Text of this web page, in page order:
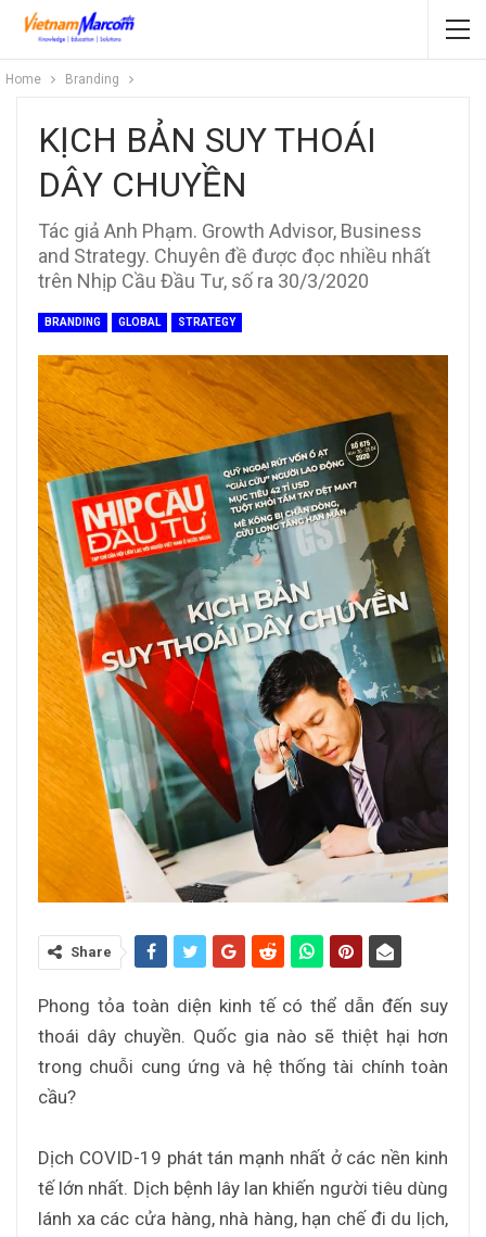
Home Branding
KỊCH BẢN SUY THOÁI
DÂY CHUYỀN
Tác giả Anh Phạm. Growth Advisor, Business
and Strategy. Chuyên đề được đọc nhiều nhất
trên Nhịp Cầu Đầu Tư, số ra 30/3/2020
BRANDING GLOBAL STRATEGY
Share
Phong tỏa toàn diện kinh tế có thể dẫn đến suy
thoái dây chuyền. Quốc gia nào sẽ thiệt hại hơn
trong chuỗi cung ứng và hệ thống tài chính toàn
cầu?
Dịch COVID-19 phát tán mạnh nhất ở các nền kinh
tế lớn nhất. Dịch bệnh lây lan khiến người tiêu dùng
lánh xa các cửa hàng, nhà hàng, hạn chế đi du lịch,